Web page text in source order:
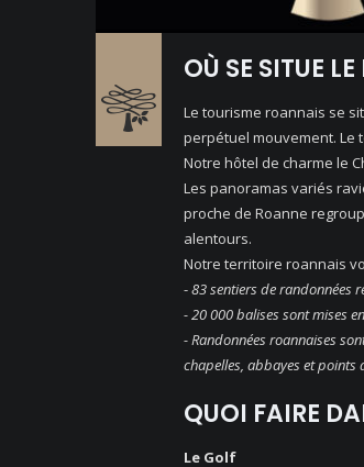
OÙ SE SITUE
Le tourisme roannais se
perpétuel mouvement. Le
Notre hôtel de charme le
Les panoramas variés
proche de Roanne
alentours.
Notre territoire roannais
-83 sentiers de randonnées
- 20 000 balises sont mises
- Randonnées roannaises
chapelles, abbayes et points
QUOI FAIRE
Le Golf